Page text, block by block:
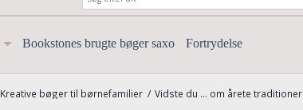
Bookstones brugte bøger saxo Fortrydelse
Kreative bøger til børnefamilier / Vidste du ... om årete traditioner